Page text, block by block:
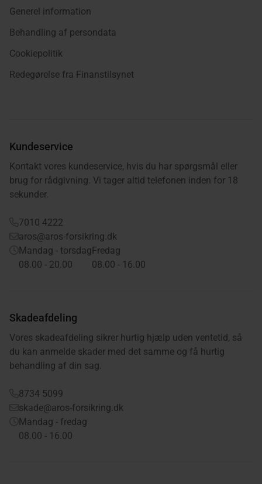
Generel information
Behandling af persondata
Cookiepolitik
Redegørelse fra Finanstilsynet
Kundeservice
Kontakt vores kundeservice, hvis du har spørgsmål eller
brug for rådgivning. Vi tager altid telefonen inden for 18
sekunder.
7010 4222
aros@aros-forsikring.dk
Mandag - torsdag
08.00 - 20.00
Fredag
08.00 - 16.00
Skadeafdeling
Vores skadeafdeling sikrer hurtig hjælp uden ventetid, så
du kan anmelde skader med det samme og få hurtig
behandling af din sag.
8734 5099
skade@aros-forsikring.dk
Mandag - fredag
08.00 - 16.00